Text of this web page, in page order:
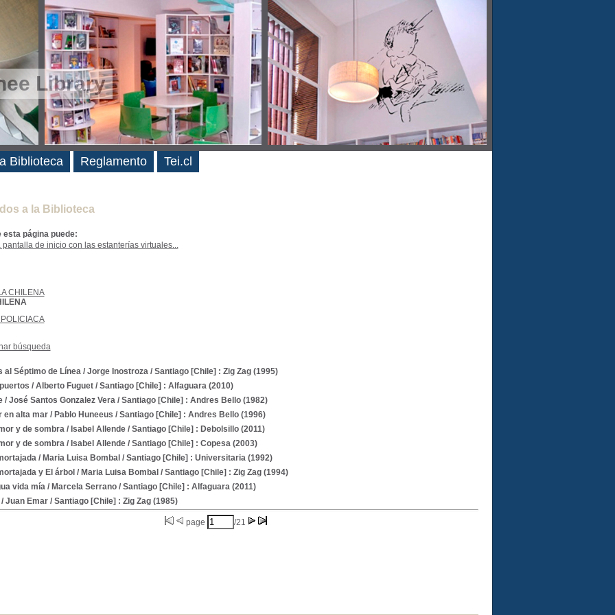
Library
a la Biblioteca
esta página puede:
pantalla de inicio con las estanterías virtuales...
CHILENA
búsqueda
al Séptimo de Línea/ Jorge Inostroza/ Santiago [Chile] : Zig Zag (1995)
/ Alberto Fuguet/ Santiago [Chile] : Alfaguara (2010)
/ José Santos Gonzalez Vera/ Santiago [Chile] : Andres Bello (1982)
en alta mar/ Pablo Huneeus / Santiago [Chile] : Andres Bello (1996)
y de sombra/ Isabel Allende/ Santiago [Chile] : Debolsillo (2011)
y de sombra/ Isabel Allende/ Santiago [Chile] : Copesa (2003)
/ Maria Luisa Bombal / Santiago [Chile] : Universitaria (1992)
y El árbol / Maria Luisa Bombal / Santiago [Chile] : Zig Zag (1994)
vida mía/ Marcela Serrano/ Santiago [Chile] : Alfaguara (2011)
Juan Emar/ Santiago [Chile] : Zig Zag (1985)
page /21
Biblioteca Reglamento Tei.cl